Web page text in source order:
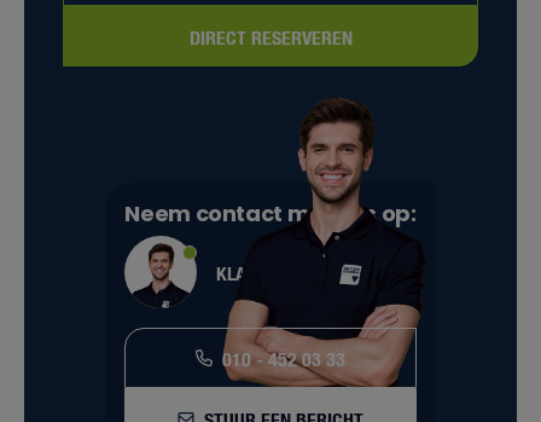
Neem contact met ons op:
KLANTENSERVICE
010 - 452 03 33
DIRECT RESERVEREN